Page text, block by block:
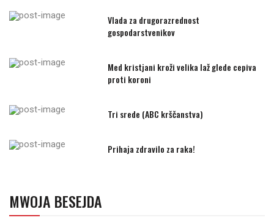
Vlada za drugorazrednost
gospodarstvenikov
Med kristjani kroži velika laž glede cepiva
proti koroni
Tri srede (ABC krščanstva)
Prihaja zdravilo za raka!
MWOJA BESEJDA